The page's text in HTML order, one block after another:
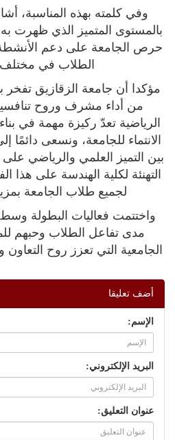
وفي كلمته بهذه المناسبة،
بالمستوى المتميز الذي ظهرت
حرص الجامعة على دعم الأنشطة
الطلاب في مختلف
مؤكدا أن جامعة الزقازيق تفخر
من أداء مشرف وروح
الرياضية تعدّ ركيزة مهمة في
الانتماء للجامعة، ونسعى دائمًا
بين التميز العلمي والرياضي
التهنئة لكلية الهندسة على هذا
لجميع طلاب الجامعة
واختتمت فعاليات البطولة
مدى تفاعل الطلاب وحبهم
الجامعية التي تعزز روح التعاون
أضف تعليقا
الإسم:
البريد الإلكتروني:
عنوان التعليق: